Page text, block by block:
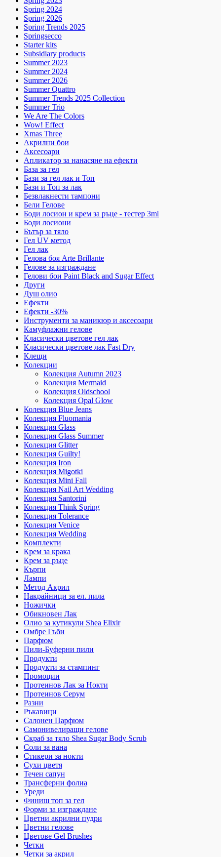
Spring 2024
Spring 2026
Spring Trends 2025
Springsecco
Starter kits
Subsidiary products
Summer 2023
Summer 2024
Summer 2026
Summer Quattro
Summer Trends 2025 Collection
Summer Trio
We Are The Colors
Wow! Effect
Xmas Three
Акрилни бои
Аксесоари
Апликатор за нанасяне на ефекти
База за гел
Бази за гел лак и Топ
Бази и Топ за лак
Безвлакнести тампони
Бели Гелове
Боди лосион и крем за ръце - тестер 3ml
Боди лосиони
Бътър за тяло
Гел UV метод
Гел лак
Гелова боя Arte Brillante
Гелове за изграждане
Гелови бои Paint Black and Sugar Effect
Други
Душ олио
Ефекти
Ефекти -30%
Инструменти за маникюр и аксесоари
Камуфлажни гелове
Класически цветове гел лак
Класически цветове лак Fast Dry
Клещи
Колекции
Колекция Autumn 2023
Колекция Mermaid
Колекция Oldschool
Колекция Opal Glow
Колекция Blue Jeans
Колекция Fluomania
Колекция Glass
Колекция Glass Summer
Колекция Glitter
Колекция Guilty!
Колекция Iron
Колекция Migotki
Колекция Mini Fall
Колекция Nail Art Wedding
Колекция Santorini
Колекция Think Spring
Колекция Tolerance
Колекция Venice
Колекция Wedding
Комплекти
Крем за крака
Крем за ръце
Кърпи
Лампи
Метод Акрил
Накрайници за ел. пила
Ножички
Обикновен Лак
Олио за кутикули Shea Elixir
Омбре Гъби
Парфюм
Пили-Буферни пили
Продукти
Продукти за стампинг
Промоции
Протеинов Лак за Нокти
Протеинов Серум
Разни
Ръкавици
Салонен Парфюм
Самонивелиращи гелове
Скраб за тяло Shea Sugar Body Scrub
Соли за вана
Стикери за нокти
Сухи цветя
Течен сапун
Трансферни фолиа
Уреди
Финиш топ за гел
Форми за изграждане
Цветни акрилни пудри
Цветни гелове
Цветове Gel Brushes
Четки
Четки за акрил